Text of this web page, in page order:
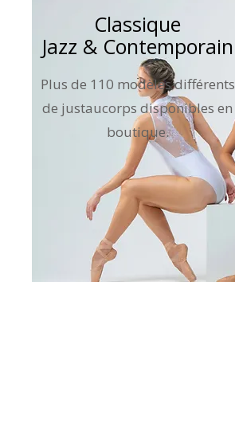
Classique
Jazz & Contemporain
Plus de 110 modèles différents
de justaucorps disponibles en
boutique.